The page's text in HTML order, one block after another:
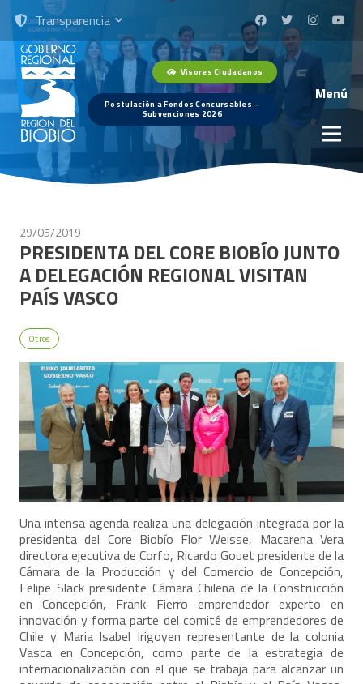
Transparencia
Visores Ciudadanos
Postulación a Fondos Concursables –
Subvenciones 2026
Menú
29/05/2019
PRESIDENTA DEL CORE BIOBÍO JUNTO
A DELEGACIÓN REGIONAL VISITAN
PAÍS VASCO
Otros
Una intensa agenda realiza una delegación integrada por la
presidenta del Core Biobío Flor Weisse, Macarena Vera
directora ejecutiva de Corfo, Ricardo Gouet presidente de la
Cámara de la Producción y del Comercio de Concepción,
Felipe Slack presidente Cámara Chilena de la Construcción
en Concepción, Frank Fierro emprendedor experto en
innovación y forma parte del comité de emprendedores de
Chile y Maria Isabel Irigoyen representante de la colonia
Vasca en Concepción, como parte de la estrategia de
internacionalización con el que se trabaja para alcanzar un